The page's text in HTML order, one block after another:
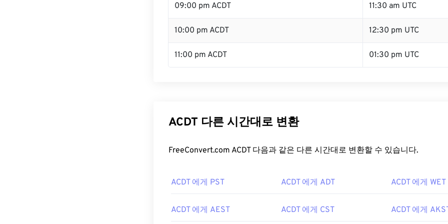
09:00 pm ACDT 11:30 am UTC
10:00 pm ACDT 12:30 pm UTC
11:00 pm ACDT 01:30 pm UTC
ACDT 다른 시간대로 변환
FreeConvert.com ACDT 다음과 같은 다른 시간대로 변환할 수 있습니다.
ACDT 에게 PST ACDT 에게 ADT ACDT 에게 WET
ACDT 에게 AEST ACDT 에게 CST ACDT 에게